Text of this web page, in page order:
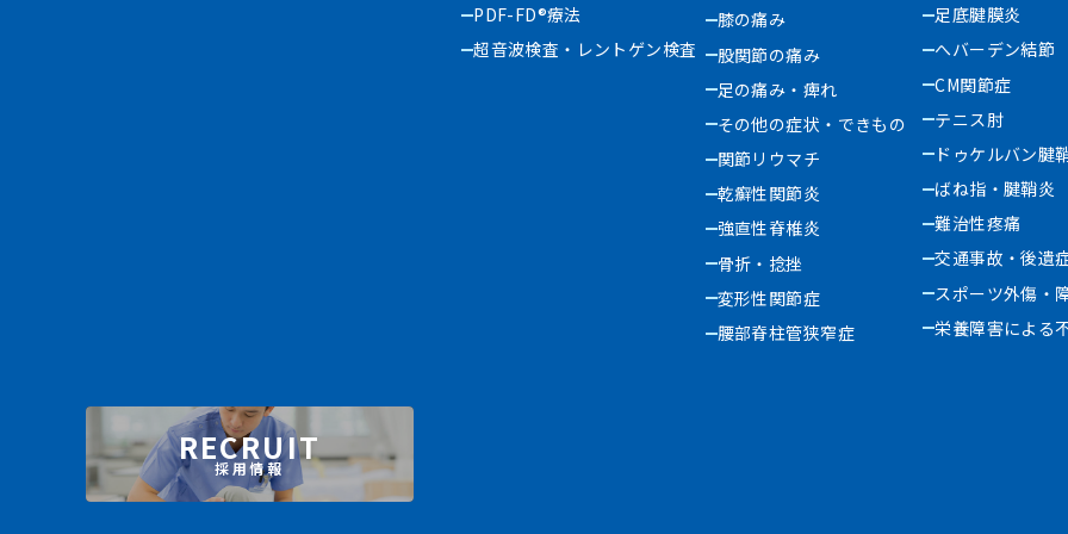
PDF-FD®療法
超音波検査・レントゲン検査
膝の痛み
股関節の痛み
足の痛み・痺れ
その他の症状・できもの
関節リウマチ
乾癬性関節炎
強直性脊椎炎
骨折・捻挫
変形性関節症
腰部脊柱管狭窄症
足底腱膜炎
へバーデン結節
CM関節症
テニス肘
ドゥケルバン腱
ばね指・腱鞘炎
難治性疼痛
交通事故・後遺
スポーツ外傷・
栄養障害による
RECRUIT
採用情報